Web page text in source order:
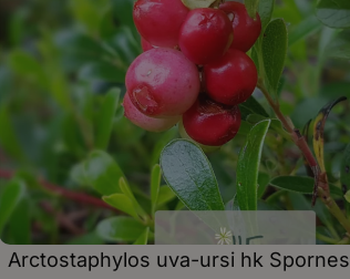
Arctostaphylos uva-ursi hk Spornes